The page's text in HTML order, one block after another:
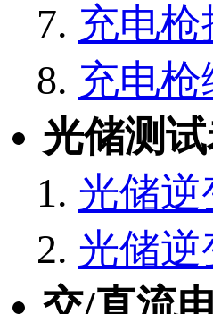
充电
充电
光储测
光储
光储